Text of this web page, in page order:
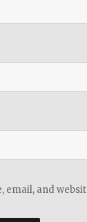
email, and